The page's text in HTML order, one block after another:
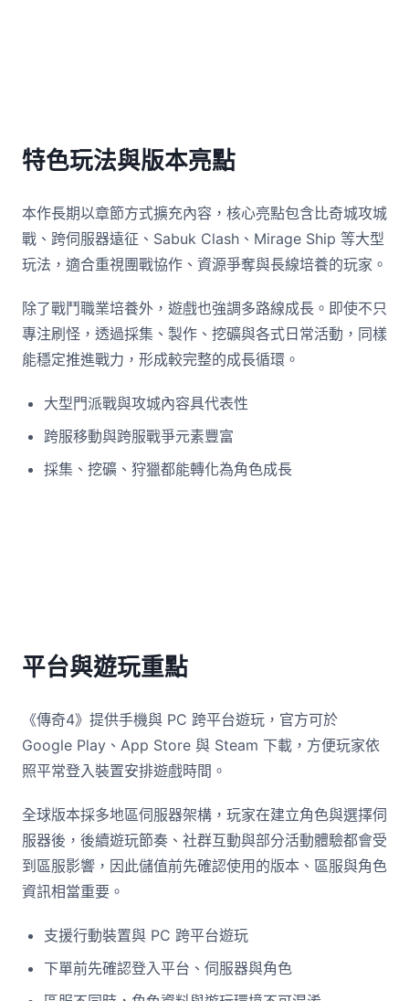
特色玩法與版本亮點
本作長期以章節方式擴充內容，核心亮點包含比奇城攻城
戰、跨伺服器遠征、Sabuk Clash、Mirage Ship 等大型
玩法，適合重視團戰協作、資源爭奪與長線培養的玩家。
除了戰鬥職業培養外，遊戲也強調多路線成長。即使不只
專注刷怪，透過採集、製作、挖礦與各式日常活動，同樣
能穩定推進戰力，形成較完整的成長循環。
大型門派戰與攻城內容具代表性
跨服移動與跨服戰爭元素豐富
採集、挖礦、狩獵都能轉化為角色成長
平台與遊玩重點
《傳奇4》提供手機與 PC 跨平台遊玩，官方可於
Google Play、App Store 與 Steam 下載，方便玩家依
照平常登入裝置安排遊戲時間。
全球版本採多地區伺服器架構，玩家在建立角色與選擇伺
服器後，後續遊玩節奏、社群互動與部分活動體驗都會受
到區服影響，因此儲值前先確認使用的版本、區服與角色
資訊相當重要。
支援行動裝置與 PC 跨平台遊玩
下單前先確認登入平台、伺服器與角色